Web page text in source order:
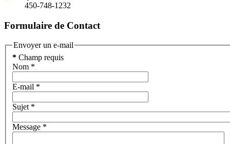
450-748-1232
Formulaire de Contact
Envoyer un e-mail
* Champ requis
Nom *
E-mail *
Sujet *
Message *